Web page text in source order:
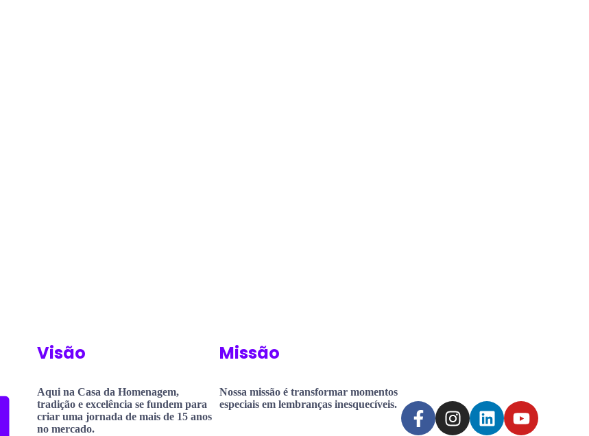
Visão
Aqui na Casa da Homenagem,
tradição e excelência se fundem para
criar uma jornada de mais de 15 anos
no mercado.
Missão
Nossa missão é transformar momentos
especiais em lembranças inesquecíveis.